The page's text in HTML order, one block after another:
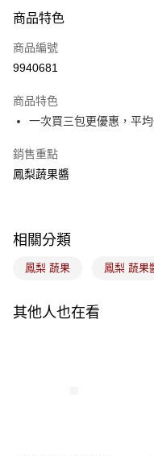
信用卡一次付款
LINE Pay
悠遊付
Google Pay
全盈+PAY
運送方式
7-11取貨(5kg以內，尺寸不
商品特色
商品編號
9940681
商品特色
一次買三包更優惠，平
銷售重點
鳳梨蔬果醬
相關分類
鳳梨 蔬果 鳳梨 蔬果
其他人也在看